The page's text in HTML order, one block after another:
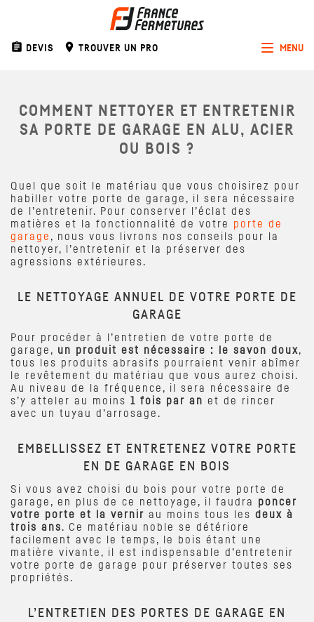
Toggle
MENU
assignment DEVIS room TROUVER UN PRO
COMMENT NETTOYER ET ENTRETENIR
SA PORTE DE GARAGE EN ALU, ACIER
OU BOIS ?
Quel que soit le matériau que vous choisirez pour
habiller votre porte de garage, il sera nécessaire
de l’entretenir. Pour conserver l’éclat des
matières et la fonctionnalité de votre porte de
garage , nous vous livrons nos conseils pour la
nettoyer, l’entretenir et la préserver des
agressions extérieures.
LE NETTOYAGE ANNUEL DE VOTRE PORTE DE
GARAGE
Pour procéder à l’entretien de votre porte de
garage, un produit est nécessaire : le savon doux,
tous les produits abrasifs pourraient venir abîmer
le revêtement du matériau que vous aurez choisi.
Au niveau de la fréquence, il sera nécessaire de
s’y atteler au moins 1 fois par an et de rincer
avec un tuyau d’arrosage.
EMBELLISSEZ ET ENTRETENEZ VOTRE PORTE
EN DE GARAGE EN BOIS
Si vous avez choisi du bois pour votre porte de
garage, en plus de ce nettoyage, il faudra poncer
votre porte et la vernir au moins tous les deux à
trois ans. Ce matériau noble se détériore
facilement avec le temps, le bois étant une
matière vivante, il est indispensable d’entretenir
votre porte de garage pour préserver toutes ses
propriétés.
L’ENTRETIEN DES PORTES DE GARAGE EN